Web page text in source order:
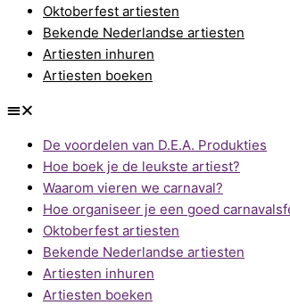
Oktoberfest artiesten
Bekende Nederlandse artiesten
Artiesten inhuren
Artiesten boeken
De voordelen van D.E.A. Produkties
Hoe boek je de leukste artiest?
Waarom vieren we carnaval?
Hoe organiseer je een goed
Oktoberfest artiesten
Bekende Nederlandse artiesten
Artiesten inhuren
Artiesten boeken